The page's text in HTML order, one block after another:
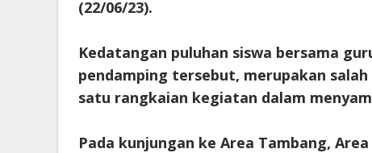
(22/06/23).
Kedatangan puluhan siswa bersama
pendamping tersebut, merupakan salah
satu rangkaian kegiatan dalam
Pada kunjungan ke Area Tambang,